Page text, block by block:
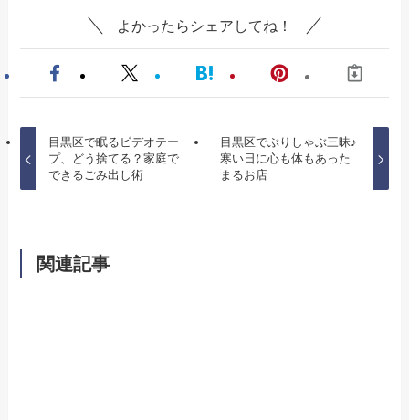
よかったらシェアしてね！
目黒区で眠るビデオテー
プ、どう捨てる？家庭で
できるごみ出し術
目黒区でぶりしゃぶ三昧♪
寒い日に心も体もあった
まるお店
関連記事